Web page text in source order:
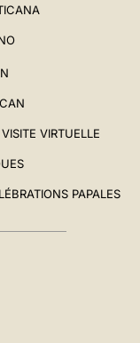
VIRTUELLE
PAPALES